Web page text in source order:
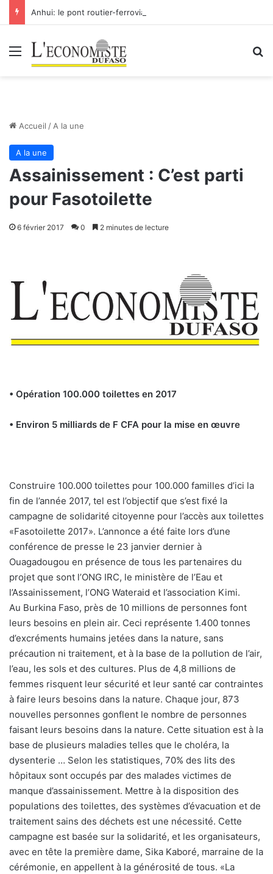
Menu
Accueil / A la une
A la une
Assainissement : C’est parti
pour Fasotoilette
6 février 2017 0 2 minutes de lecture
• Opération 100.000 toilettes en 2017
• Environ 5 milliards de F CFA pour la mise en œuvre
Construire 100.000 toilettes pour 100.000 familles d’ici la
fin de l’année 2017, tel est l’objectif que s’est fixé la
campagne de solidarité citoyenne pour l’accès aux toilettes
«Fasotoilette 2017». L’annonce a été faite lors d’une
conférence de presse le 23 janvier dernier à
Ouagadougou en présence de tous les partenaires du
projet que sont l’ONG IRC, le ministère de l’Eau et
l’Assainissement, l’ONG Wateraid et l’association Kimi.
Au Burkina Faso, près de 10 millions de personnes font
leurs besoins en plein air. Ceci représente 1.400 tonnes
d’excréments humains jetées dans la nature, sans
précaution ni traitement, et à la base de la pollution de l’air,
l’eau, les sols et des cultures. Plus de 4,8 millions de
femmes risquent leur sécurité et leur santé car contraintes
à faire leurs besoins dans la nature. Chaque jour, 873
nouvelles personnes gonflent le nombre de personnes
faisant leurs besoins dans la nature. Cette situation est à la
base de plusieurs maladies telles que le choléra, la
dysenterie … Selon les statistiques, 70% des lits des
hôpitaux sont occupés par des malades victimes de
manque d’assainissement. Mettre à la disposition des
populations des toilettes, des systèmes d’évacuation et de
traitement sains des déchets est une nécessité. Cette
campagne est basée sur la solidarité, et les organisateurs,
avec en tête la première dame, Sika Kaboré, marraine de la
cérémonie, en appellent à la générosité de tous. «La